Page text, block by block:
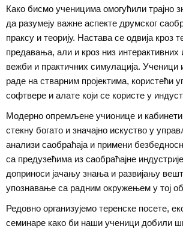
Како бисмо ученицима омогућили трајно
да разумеју важне аспекте друмског
праксу и теорију. Настава се одвија кроз
предавања, али и кроз низ интерактивних
вежби и практичних симулација. Ученици
раде на стварним пројектима, користећи
софтвере и алате који се користе у
Модерно опремљене учионице и кабинети
стекну богато и значајно искуство у
анализи саобраћаја и примени
са предузећима из саобраћајне
доприноси јачању знања и развијању
упознавање са радним окружењем у тој
Редовно организујемо теренске посете,
семинаре како би наши ученици добили